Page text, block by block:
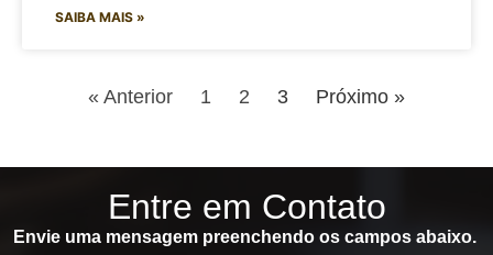
SAIBA MAIS »
« Anterior 1 2 3 Próximo »
Entre em Contato
Envie uma mensagem preenchendo os campos abaixo.